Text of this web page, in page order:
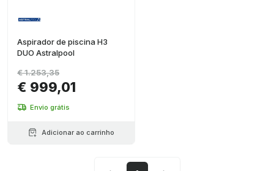
Aspirador de piscina H3
DUO Astralpool
€ 999,01
€ 1.253,35
Envio grátis
Adicionar ao carrinho